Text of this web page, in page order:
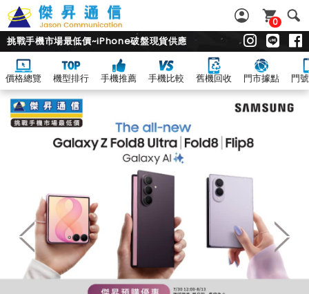
0
挑戰手機市場最低價~iPhone破盤現貨供應
價格總覽 機型排行 手機推薦 手機比較 舊機回收 門市據點 門